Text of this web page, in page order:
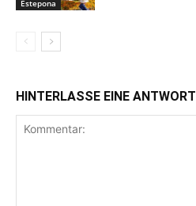
Estepona
HINTERLASSE EINE ANTWORT